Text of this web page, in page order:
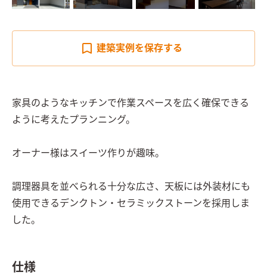
建築実例を保存する
家具のようなキッチンで作業スペースを広く確保できる
ように考えたプランニング。
オーナー様はスイーツ作りが趣味。
調理器具を並べられる十分な広さ、天板には外装材にも
使用できるデンクトン・セラミックストーンを採用しま
した。
仕様